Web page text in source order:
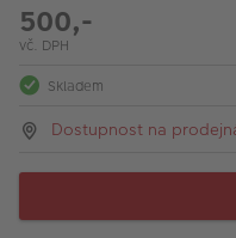
500,-
vč. DPH
Skladem
Dostupnost na